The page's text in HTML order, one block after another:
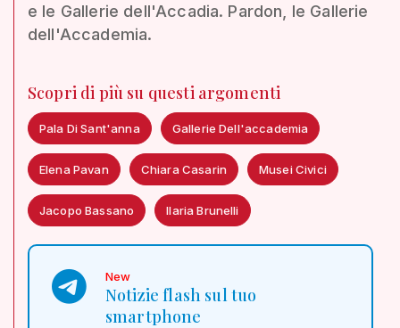
e le Gallerie dell'Accadia. Pardon, le Gallerie
dell'Accademia.
Scopri di più su questi argomenti
Pala Di Sant'anna Gallerie Dell'accademia
Elena Pavan Chiara Casarin Musei Civici
Jacopo Bassano Ilaria Brunelli
New
Notizie flash sul tuo
smartphone